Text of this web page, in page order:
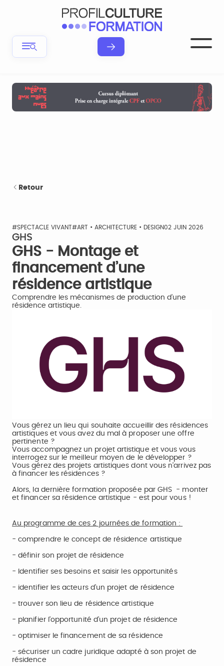
Retour
#SPECTACLE VIVANT#ART • ARCHITECTURE • DESIGN02 JUIN 2026
GHS
GHS - Montage et
financement d’une
résidence artistique
Comprendre les mécanismes de production d’une
résidence artistique.
Vous gérez un lieu qui souhaite accueillir des résidences
artistiques et vous avez du mal à proposer une offre
pertinente ?
Vous accompagnez un projet artistique et vous vous
interrogez sur le meilleur moyen de le développer ?
Vous gérez des projets artistiques dont vous n’arrivez pas
à financer les résidences ?
Alors, la dernière formation proposée par GHS - monter
et financer sa résidence artistique - est pour vous !
Au programme de ces 2 journées de formation :
- comprendre le concept de résidence artistique
- définir son projet de résidence
- Identifier ses besoins et saisir les opportunités
- identifier les acteurs d’un projet de résidence
- trouver son lieu de résidence artistique
- planifier l’opportunité d’un projet de résidence
- optimiser le financement de sa résidence
- sécuriser un cadre juridique adapté à son projet de
résidence